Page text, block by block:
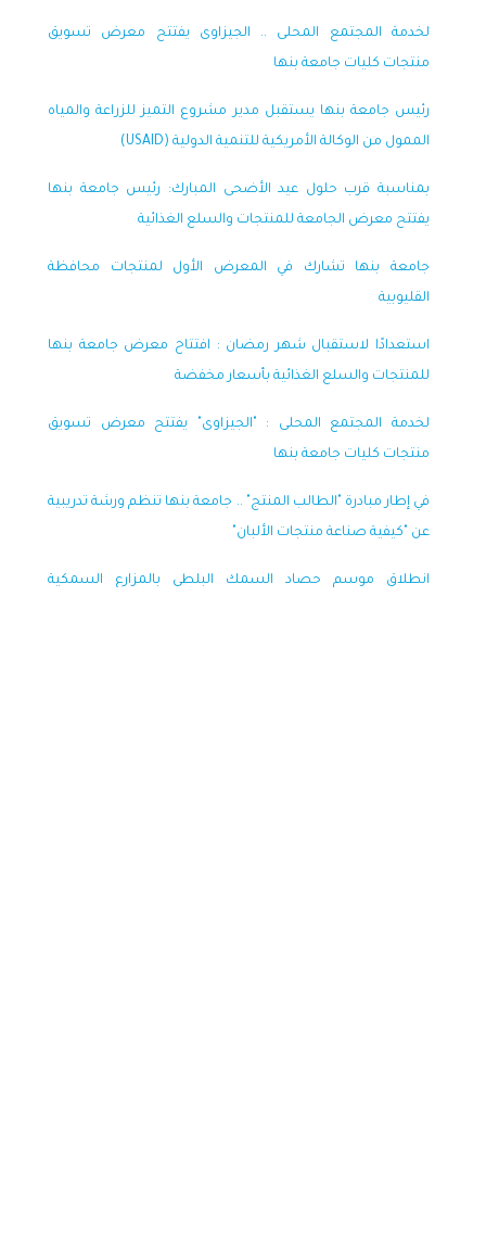
لخدمة المجتمع المحلى .. الجيزاوى يفتتح معرض تسويق
منتجات كليات جامعة بنها
رئيس جامعة بنها يستقبل مدير مشروع التميز للزراعة والمياه
الممول من الوكالة الأمريكية للتنمية الدولية (USAID)
بمناسبة قرب حلول عيد الأضحى المبارك: رئيس جامعة بنها
يفتتح معرض الجامعة للمنتجات والسلع الغذائية
جامعة بنها تشارك في المعرض الأول لمنتجات محافظة
القليوبية
استعدادًا لاستقبال شهر رمضان : افتتاح معرض جامعة بنها
للمنتجات والسلع الغذائية بأسعار مخفضة
لخدمة المجتمع المحلى : "الجيزاوى" يفتتح معرض تسويق
منتجات كليات جامعة بنها
في إطار مبادرة "الطالب المنتج" .. جامعة بنها تنظم ورشة تدريبية
عن "كيفية صناعة منتجات الألبان"
انطلاق موسم حصاد السمك البلطي بالمزارع السمكية